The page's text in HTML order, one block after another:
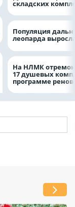
складских
Популяция
леопарда
На НЛМК
17 душевых
программе